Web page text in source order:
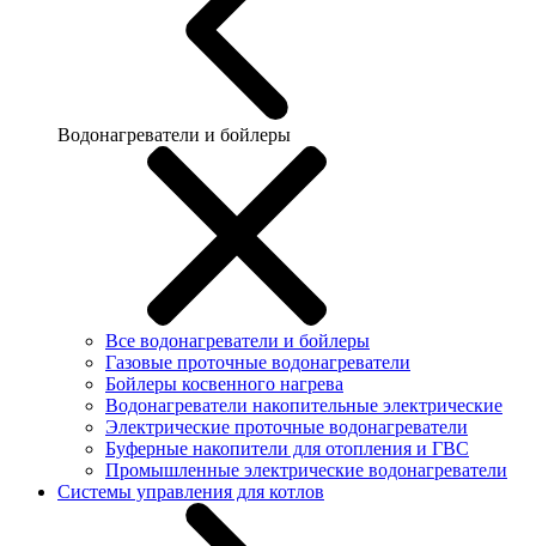
Водонагреватели и бойлеры
Все водонагреватели и бойлеры
Газовые проточные водонагреватели
Бойлеры косвенного нагрева
Водонагреватели накопительные электрические
Электрические проточные водонагреватели
Буферные накопители для отопления и ГВС
Промышленные электрические водонагреватели
Системы управления для котлов